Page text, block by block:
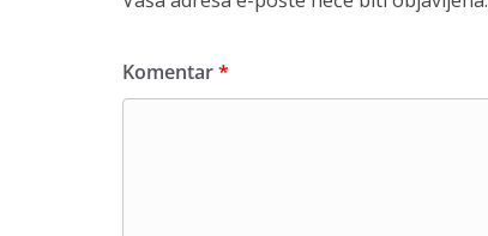
Komentar*